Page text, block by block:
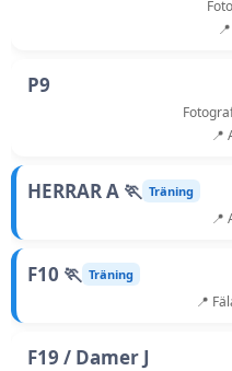
P9
📍
HERRAR A 🏃 Träning
📍
F10 🏃 Träning
📍
F19 / Damer J